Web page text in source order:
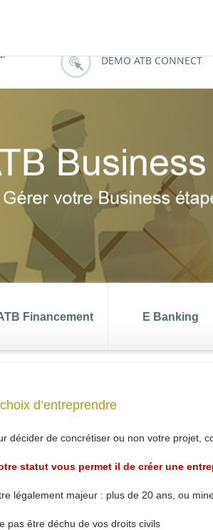
DEMO ATB CONNECT
Transfert d'argent
Financement E Banking
de change Gestion de
Gérez votre business
d’entreprendre
décider de concrétiser ou non votre projet,
statut vous permet il de créer une
légalement majeur : plus de 20 ans, ou
pas être déchu de vos droits civils